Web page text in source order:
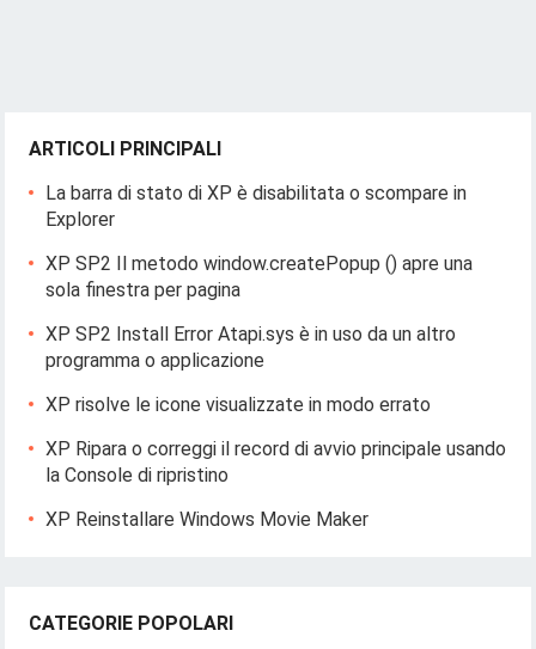
ARTICOLI PRINCIPALI
La barra di stato di XP è disabilitata o scompare in
Explorer
XP SP2 Il metodo window.createPopup () apre una
sola finestra per pagina
XP SP2 Install Error Atapi.sys è in uso da un altro
programma o applicazione
XP risolve le icone visualizzate in modo errato
XP Ripara o correggi il record di avvio principale usando
la Console di ripristino
XP Reinstallare Windows Movie Maker
CATEGORIE POPOLARI